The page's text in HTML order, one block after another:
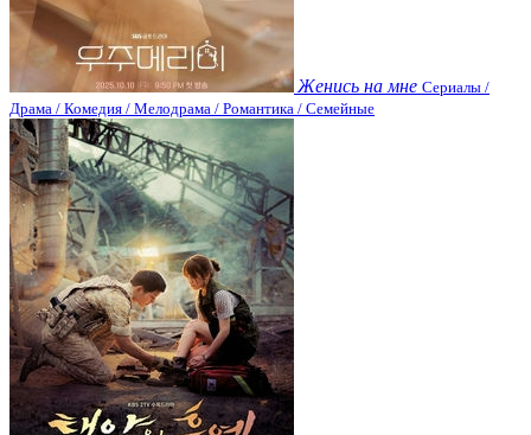
Женись на мне Сериалы /
Драма / Комедия / Мелодрама / Романтика / Семейные